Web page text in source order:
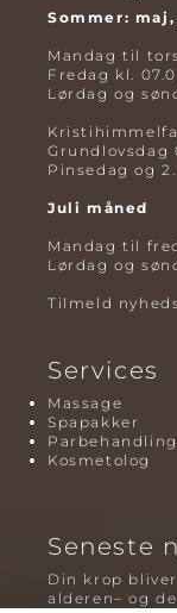
Sommer:
Mandag til
Fredag kl.
Lørdag og
Grundlovsdag
Pinsedag og
Juli måned
Mandag til
Lørdag og
Tilmeld
Services
Massage
Spapakker
Kosmetolog
Seneste
Din krop
alderen– og